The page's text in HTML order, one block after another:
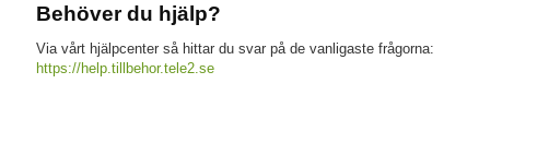
Behöver du hjälp?
Via vårt hjälpcenter så hittar du svar på de vanligaste frågorna:
https://help.tillbehor.tele2.se